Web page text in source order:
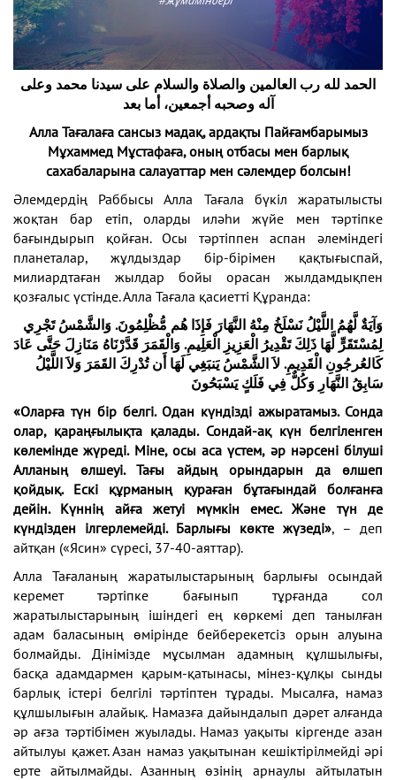
الحمد لله رب العالمين والصلاة والسلام على سيدنا محمد وعلى
آله وصحبه أجمعين، أما بعد
Алла Тағалаға сансыз мадақ, ардақты Пайғамбарымыз
Мұхаммед Мұстафаға, оның отбасы мен барлық
сахабаларына салауаттар мен сәлемдер болсын!
Әлемдердің Раббысы Алла Тағала бүкіл жаратылысты
жоқтан бар етіп, оларды иләһи жүйе мен тәртіпке
бағындырып қойған. Осы тәртіппен аспан әлеміндегі
планеталар, жұлдыздар бір-бірімен қақтығыспай,
милиардтаған жылдар бойы орасан жылдамдықпен
қозғалыс үстінде. Алла Тағала қасиетті Құранда:
وَآيَةٌ لَّهُمُ اللَّيْلُ نَسْلَخُ مِنْهُ النَّهَارَ فَإِذَا هُم مُّظْلِمُونَ. وَالشَّمْسُ تَجْرِي
لِمُسْتَقَرٍّ لَّهَا ذَلِكَ تَقْدِيرُ الْعَزِيزِ الْعَلِيمِ. وَالْقَمَرَ قَدَّرْنَاهُ مَنَازِلَ حَتَّى عَادَ
كَالعُرجُونِ الْقَدِيمِ. لاَ الشَّمْسُ يَنبَغِي لَهَا أَن تُدْرِكَ القَمَرَ وَلاَ اللَّيْلُ
سَابِقُ النَّهَارِ وَكُلٌّ فِي فَلَكٍ يَسْبَحُونَ
«Оларға түн бір белгі. Одан күндізді ажыратамыз. Сонда
олар, қараңғылықта қалады. Сондай-ақ күн белгіленген
көлемінде жүреді. Міне,осы аса үстем, әр нәрсені білуші
Алланың өлшеуі. Тағы айдың орындарын
да өлшеп
қойдық. Ескі құрманың қураған бұтағындай болғанға
дейін. Күннің айға жетуі мүмкін емес. Және түн
де
күндізден ілгерлемейді. Барлығы көкте жүзеді», – деп
айтқан («Ясин» сүресі, 37-40-аяттар).
Алла Тағаланың жаратылыстарының барлығы осындай
керемет тәртіпке бағынып тұрғанда сол
жаратылыстарының ішіндегі ең көркемі деп танылған
адам баласының өмірінде бейберекетсіз орын алуына
болмайды. Дінімізде мұсылман адамның құлшылығы,
басқа адамдармен қарым-қатынасы, мінез-құлқы сынды
барлық істері белгілі тәртіптен тұрады. Мысалға, намаз
құлшылығын алайық. Намазға дайындалып дәрет алғанда
әр ағза тәртібімен жуылады. Намаз уақыты кіргенде азан
айтылуы қажет. Азан намаз уақытынан кешіктірілмейді әрі
ерте айтылмайды. Азанның өзінің арнаулы айтылатын